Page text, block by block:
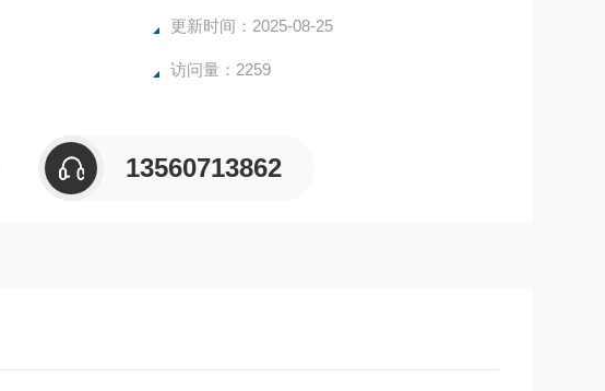
新型快速的水分检测仪器。更新时间：2025-08-25
访问量：2259
13560713862